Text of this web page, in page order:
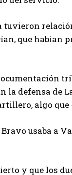
tuvieron
que habían
la defensa de
algo
usaba a
y que los